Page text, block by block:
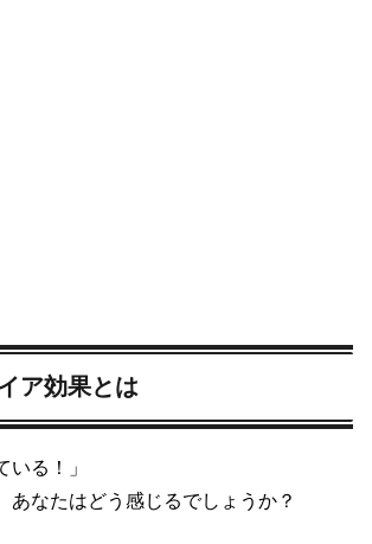
ア効果とは
いる！」
あなたはどう感じるでしょうか？